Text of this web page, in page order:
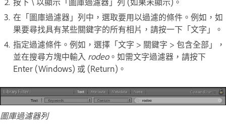
在「圖庫過濾器」列中，選取要用以過濾的條件。例如，如
果要尋找具有某些關鍵字的所有相片，請按一下「文字」。
指定過濾條件。例如，選擇「文字 > 關鍵字 > 包含全部」，
並在搜尋方塊中輸入 rodeo。如需文字過濾器，請按下
Enter (Windows) 或 (Return)。
圖庫過濾器列